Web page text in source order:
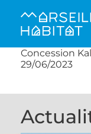
Concession
29/06/2023